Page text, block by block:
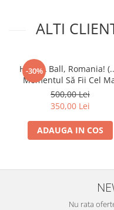
ALTI
-30%
Have A Ball, Romania!
Momentul Să Fii Cel
Bun!), (Disc Vinil)
500,00 Lei
350,00 Lei
ADAUGA IN COS
Nu rata